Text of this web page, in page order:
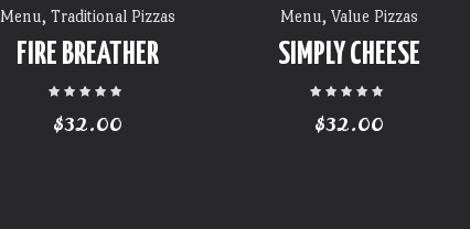
Menu,Traditional Pizzas
FIRE BREATHER
$32.00
Menu, Value Pizzas
SIMPLY CHEESE
$32.00